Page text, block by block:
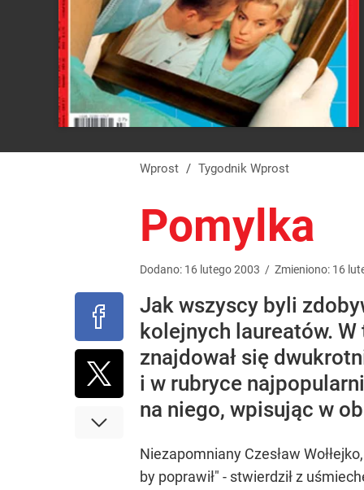
Wprost / Tygodnik Wprost
Pomylka
Dodano: 16 lutego2003 / Zmieniono: 16
Jak wszyscy byli
kolejnych laureatów.
znajdował się
i w rubryce
na niego, wpisując w
Niezapomniany Czesław
by poprawił" - stwierdził z